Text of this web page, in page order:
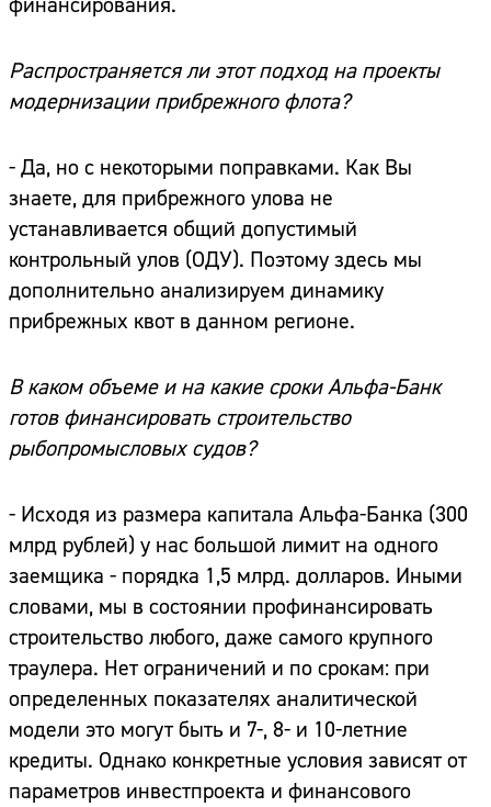
Распространяется ли этот подход на проекты
модернизации прибрежного флота?
- Да, но с некоторыми поправками. Как Вы
знаете, для прибрежного улова не
устанавливается общий допустимый
контрольный улов (ОДУ). Поэтому здесь мы
дополнительно анализируем динамику
прибрежных квот в данном регионе.
В каком объеме и на какие сроки Альфа-Банк
готов финансировать строительство
рыбопромысловых судов?
- Исходя из размера капитала Альфа-Банка (300
млрд рублей) у нас большой лимит на одного
заемщика - порядка 1,5 млрд. долларов. Иными
словами, мы в состоянии профинансировать
строительство любого, даже самого крупного
траулера. Нет ограничений и по срокам: при
определенных показателях аналитической
модели это могут быть и 7-, 8- и 10-летние
кредиты. Однако конкретные условия зависят от
параметров инвестпроекта и финансового